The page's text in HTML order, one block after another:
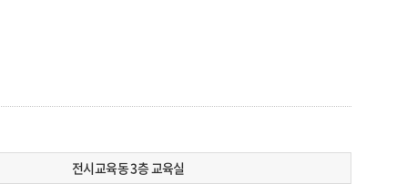
전시교육동 3층 교육실